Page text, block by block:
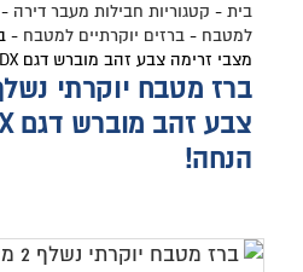
בית - קטגוריות חבילות מעבר דירה -
למטבח -ברזים יוקרתיים למטבח -
מצבי זרימה צבע זהב מוברש דגם MOODX עד 30% הנחה!
הנחה!